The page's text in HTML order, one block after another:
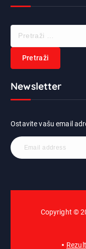
P
e
a
Newsletter
Ostavite vašu email
Copyright ©